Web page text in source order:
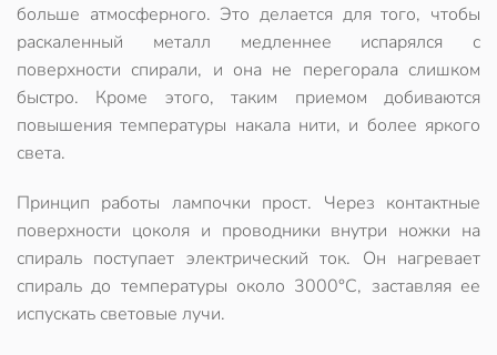
больше атмосферного. Это делается для того, чтобы
раскаленный металл медленнее испарялся с
поверхности спирали, и она не перегорала слишком
быстро. Кроме этого, таким приемом добиваются
повышения температуры накала нити, и более яркого
света.
Принцип работы лампочки прост. Через контактные
поверхности цоколя и проводники внутри ножки на
спираль поступает электрический ток. Он нагревает
спираль до температуры около 3000°С, заставляя ее
испускать световые лучи.